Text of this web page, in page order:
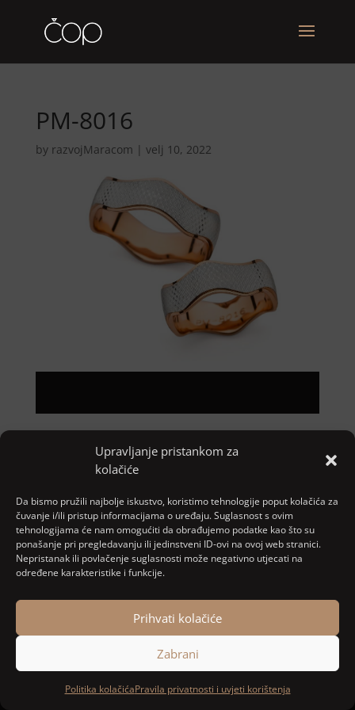
Upravljanje pristankom za
kolačiće
Da bismo pružili najbolje iskustvo, koristimo tehnologije poput kolačića za
čuvanje i/ili pristup informacijama o uređaju. Suglasnost s ovim
tehnologijama će nam omogućiti da obrađujemo podatke kao što su
ponašanje pri pregledavanju ili jedinstveni ID-ovi na ovoj web stranici.
Nepristanak ili povlačenje suglasnosti može negativno utjecati na
određene karakteristike i funkcije.
Prihvati kolačiće
Zabrani
Politika kolačićaPravila privatnosti i uvjeti korištenja
PM-8016
by razvojMaracom | velj 10, 2022
Nove objave
Najnoviji komentari
Nema komentara za prikaz.
Designed and developed by